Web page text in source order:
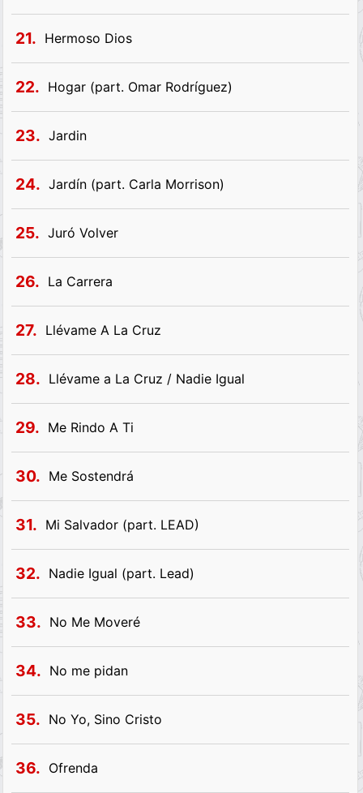
21. Hermoso Dios
22. Hogar (part. Omar Rodríguez)
23. Jardin
24. Jardín (part. Carla Morrison)
25. Juró Volver
26. La Carrera
27. Llévame A La Cruz
28. Llévame a La Cruz / Nadie Igual
29. Me Rindo A Ti
30. Me Sostendrá
31. Mi Salvador (part. LEAD)
32. Nadie Igual (part. Lead)
33. No Me Moveré
34. No me pidan
35. No Yo, Sino Cristo
36. Ofrenda